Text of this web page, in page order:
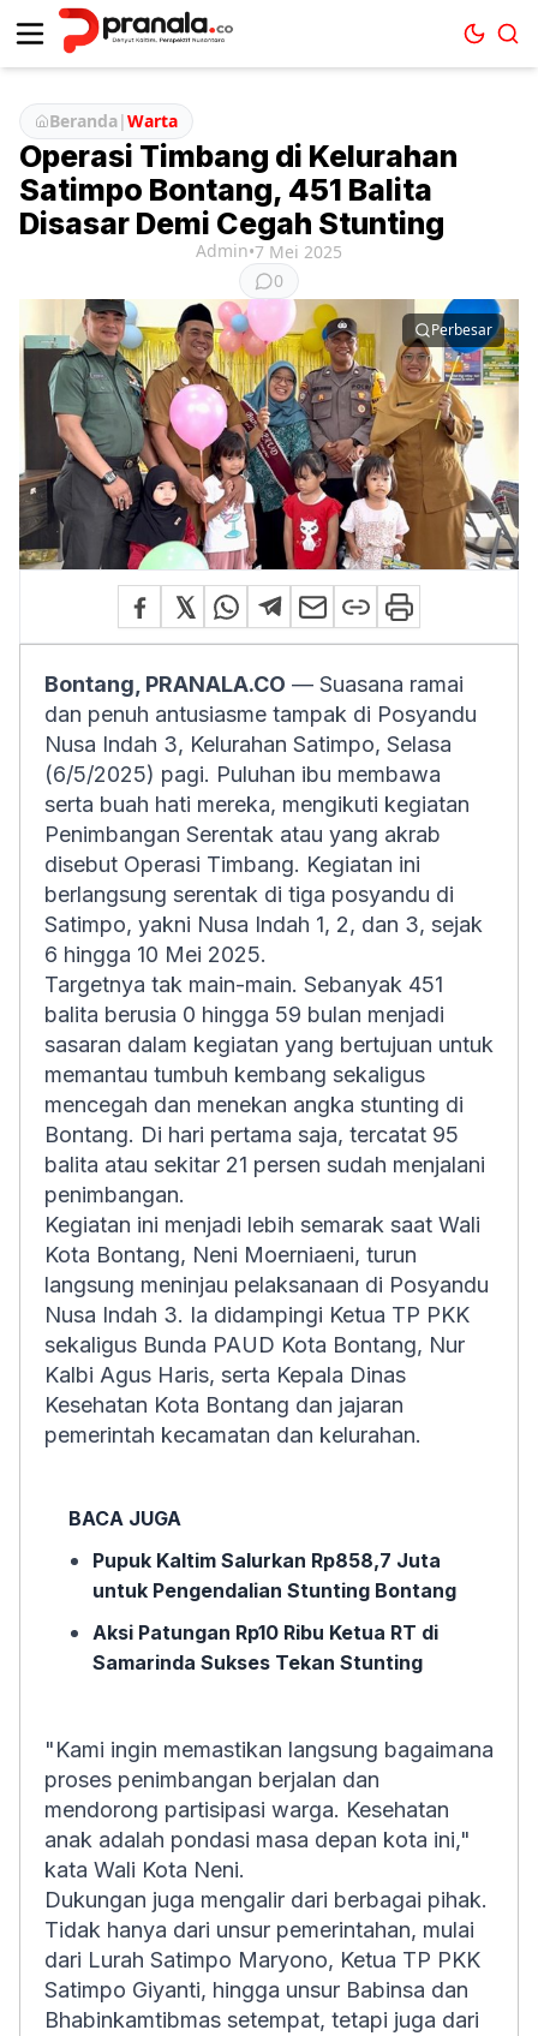
Beranda|Warta
Operasi Timbang di Kelurahan
Satimpo Bontang, 451 Balita
Disasar Demi Cegah Stunting
Admin•7 Mei 2025
0
Perbesar
Bontang, PRANALA.CO — Suasana ramai
dan penuh antusiasme tampak di Posyandu
Nusa Indah 3, Kelurahan Satimpo, Selasa
(6/5/2025) pagi. Puluhan ibu membawa
serta buah hati mereka, mengikuti kegiatan
Penimbangan Serentak atau yang akrab
disebut Operasi Timbang. Kegiatan ini
berlangsung serentak di tiga posyandu di
Satimpo, yakni Nusa Indah 1, 2, dan 3, sejak
6 hingga 10 Mei 2025.
Targetnya tak main-main. Sebanyak 451
balita berusia 0 hingga 59 bulan menjadi
sasaran dalam kegiatan yang bertujuan untuk
memantau tumbuh kembang sekaligus
mencegah dan menekan angka stunting di
Bontang. Di hari pertama saja, tercatat 95
balita atau sekitar 21 persen sudah menjalani
penimbangan.
Kegiatan ini menjadi lebih semarak saat Wali
Kota Bontang, Neni Moerniaeni, turun
langsung meninjau pelaksanaan di Posyandu
Nusa Indah 3. Ia didampingi Ketua TP PKK
sekaligus Bunda PAUD Kota Bontang, Nur
Kalbi Agus Haris, serta Kepala Dinas
Kesehatan Kota Bontang dan jajaran
pemerintah kecamatan dan kelurahan.
BACA JUGA
Pupuk Kaltim Salurkan Rp858,7 Juta
untuk Pengendalian Stunting Bontang
Aksi Patungan Rp10 Ribu Ketua RT di
Samarinda Sukses Tekan Stunting
"Kami ingin memastikan langsung bagaimana
proses penimbangan berjalan dan
mendorong partisipasi warga. Kesehatan
anak adalah pondasi masa depan kota ini,"
kata Wali Kota Neni.
Dukungan juga mengalir dari berbagai pihak.
Tidak hanya dari unsur pemerintahan, mulai
dari Lurah Satimpo Maryono, Ketua TP PKK
Satimpo Giyanti, hingga unsur Babinsa dan
Bhabinkamtibmas setempat, tetapi juga dari